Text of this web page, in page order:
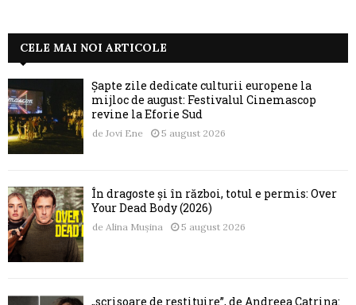
CELE MAI NOI ARTICOLE
Șapte zile dedicate culturii europene la
mijloc de august: Festivalul Cinemascop
revine la Eforie Sud
de Jovi Ene 5 august 2026
În dragoste și în război, totul e permis: Over
Your Dead Body (2026)
de Alina Mușina 5 august 2026
„scrisoare de restituire”, de Andreea Catrina: